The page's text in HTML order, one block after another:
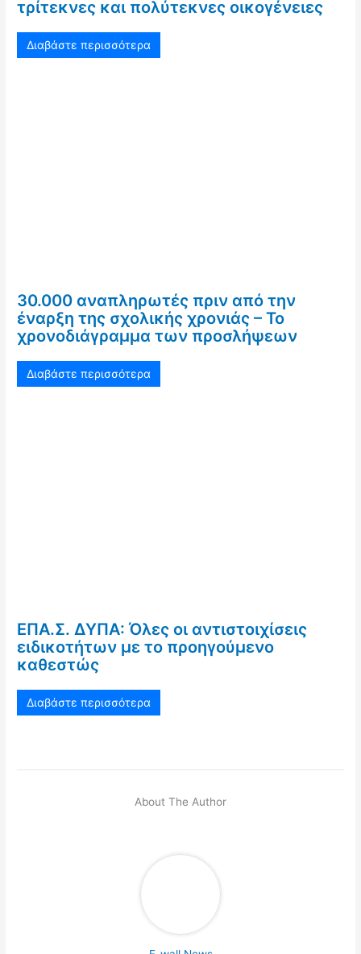
τρίτεκνες και πολύτεκνες οικογένειες
Διαβάστε περισσότερα
30.000 αναπληρωτές πριν από την
έναρξη της σχολικής χρονιάς – Το
χρονοδιάγραμμα των προσλήψεων
Διαβάστε περισσότερα
ΕΠΑ.Σ. ΔΥΠΑ: Όλες οι αντιστοιχίσεις
ειδικοτήτων με το προηγούμενο
καθεστώς
Διαβάστε περισσότερα
About The Author